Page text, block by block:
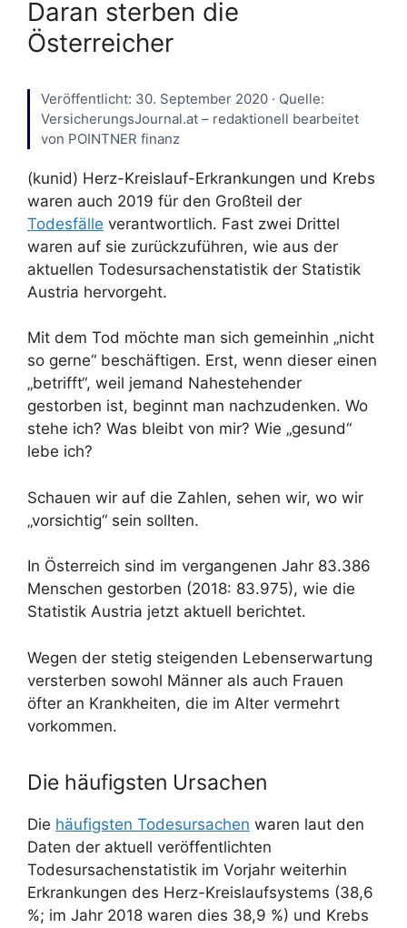
Daran sterben die
Österreicher
Veröffentlicht: 30. September 2020 · Quelle:
VersicherungsJournal.at – redaktionell bearbeitet
von POINTNER finanz
(kunid) Herz-Kreislauf-Erkrankungen und Krebs
waren auch 2019 für den Großteil der
Todesfälle verantwortlich. Fast zwei Drittel
waren auf sie zurückzuführen, wie aus der
aktuellen Todesursachenstatistik der Statistik
Austria hervorgeht.
Mit dem Tod möchte man sich gemeinhin „nicht
so gerne“ beschäftigen. Erst, wenn dieser einen
„betrifft“, weil jemand Nahestehender
gestorben ist, beginnt man nachzudenken. Wo
stehe ich? Was bleibt von mir? Wie „gesund“
lebe ich?
Schauen wir auf die Zahlen, sehen wir, wo wir
„vorsichtig“ sein sollten.
In Österreich sind im vergangenen Jahr 83.386
Menschen gestorben (2018: 83.975), wie die
Statistik Austria jetzt aktuell berichtet.
Wegen der stetig steigenden Lebenserwartung
versterben sowohl Männer als auch Frauen
öfter an Krankheiten, die im Alter vermehrt
vorkommen.
Die häufigsten Ursachen
Die häufigsten Todesursachen waren laut den
Daten der aktuell veröffentlichten
Todesursachenstatistik im Vorjahr weiterhin
Erkrankungen des Herz-Kreislaufsystems (38,6
%; im Jahr 2018 waren dies 38,9 %) und Krebs